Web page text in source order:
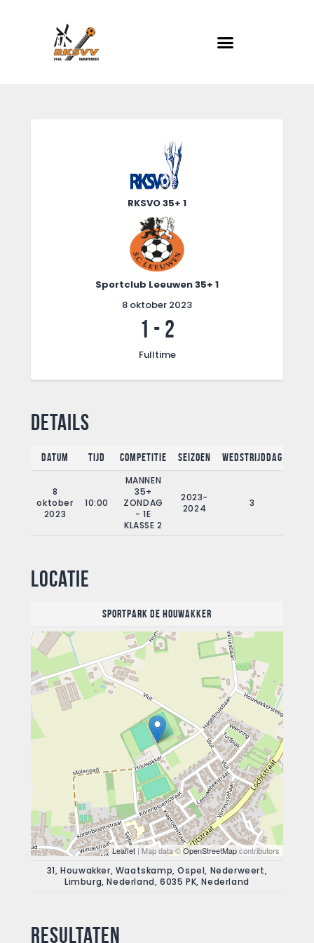
Evenementen
Foto album
RKSVO 35+ 1
Sportclub Leeuwen 35+ 1
8 oktober 2023
1 - 2
Fulltime
Details
Datum Tijd Competitie Seizoen Wedstrijddag
8
oktober
2023
10:00
MANNEN
35+
ZONDAG
- 1E
KLASSE 2
2023-
2024
3
Locatie
Sportpark De Houwakker
Leaflet | Map data ©OpenStreetMapcontributors
31, Houwakker, Waatskamp, Ospel, Nederweert,
Limburg, Nederland, 6035 PK, Nederland
Resultaten